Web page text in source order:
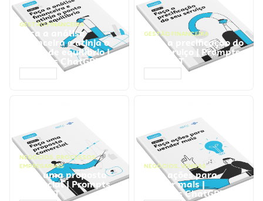
GESTÃO FINANCEIRA
Faça a análise
financeira e atinja o
ponto de equilíbrio |
Prompts ChatGPT
GESTÃO FINANCEIRA
Faça a precificação do
seu serviço | Prompts
ChatGPT
NEGÓCIOS, PROCESSOS
EMPRESARIAIS
Faça uma proposta
comercial | Prompts
ChatGPT
NEGÓCIOS, VENDAS
Faça ações para
vender mais |
Prompts ChatGPT